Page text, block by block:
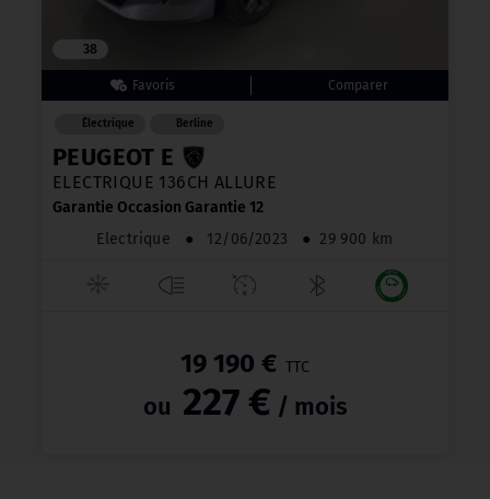
38
Électrique Berline
PEUGEOT E
ELECTRIQUE 136CH ALLURE
Garantie Occasion Garantie 12
Electrique
● 12/06/2023 ● 29 900 km
19 190 € TTC
ou 227 € / mois